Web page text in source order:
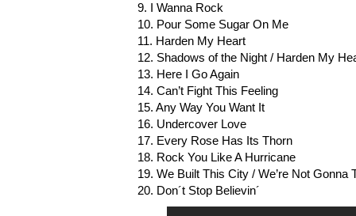
9. I Wanna Rock
10. Pour Some Sugar On Me
11. Harden My Heart
12. Shadows of the Night / Harden My
13. Here I Go Again
14. Can’t Fight This Feeling
15. Any Way You Want It
16. Undercover Love
17. Every Rose Has Its Thorn
18. Rock You Like A Hurricane
19. We Built This City / We’re Not Gonna
20. Don´t Stop Believin´